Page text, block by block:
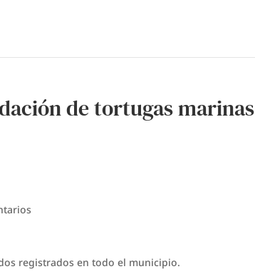
de tortugas marinas
registrados en todo el municipio.